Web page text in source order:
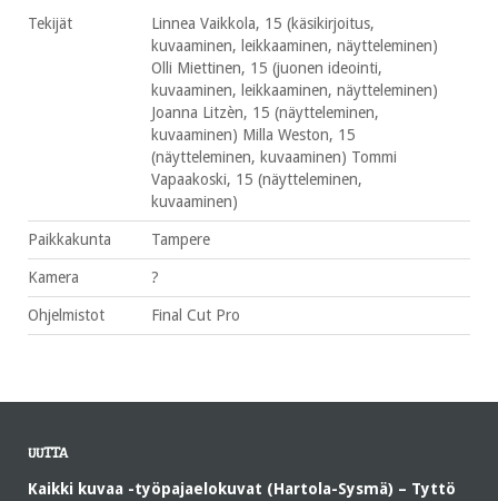
Tekijät
Linnea Vaikkola, 15 (käsikirjoitus,
kuvaaminen, leikkaaminen, näytteleminen)
Olli Miettinen, 15 (juonen ideointi,
kuvaaminen, leikkaaminen, näytteleminen)
Joanna Litzèn, 15 (näytteleminen,
kuvaaminen) Milla Weston, 15
(näytteleminen, kuvaaminen) Tommi
Vapaakoski, 15 (näytteleminen,
kuvaaminen)
Paikkakunta Tampere
Kamera ?
Ohjelmistot Final Cut Pro
UUTTA
Kaikki kuvaa -työpajaelokuvat (Hartola-Sysmä) – Tyttö